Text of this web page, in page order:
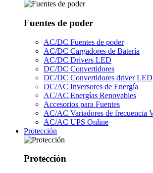
Fuentes de poder
AC/DC Fuentes de poder
AC/DC Cargadores de Batería
AC/DC Drivers LED
DC/DC Convertidores
DC/DC Convertidores driver LED
DC/AC Inversores de Energía
AC/AC Energías Renovables
Accesorios para Fuentes
AC/AC Variadores de frecuencia
AC/AC UPS Online
Protección
Protección